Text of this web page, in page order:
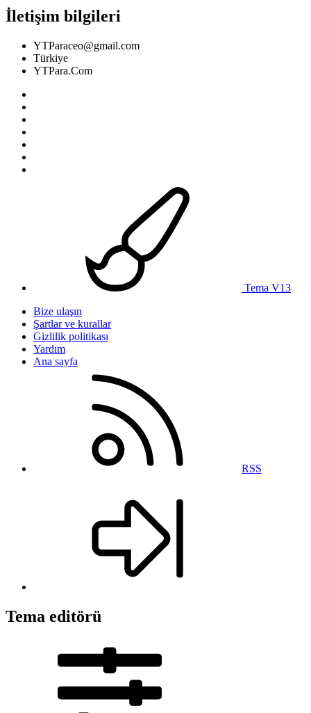
İletişim bilgileri
YTParaceo@gmail.com
Türkiye
YTPara.Com
Tema V13
Bize ulaşın
Şartlar ve kurallar
Gizlilik politikası
Yardım
Ana sayfa
RSS
Tema editörü